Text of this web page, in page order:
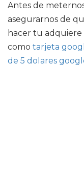
Antes de
asegurarnos de
hacer tu adquiere
como tarjeta
de 5 dolares